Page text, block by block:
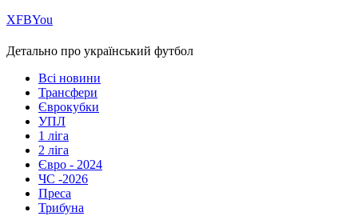
ХFBYou
Детально про український футбол
Всі новини
Трансфери
Єврокубки
УПЛ
1 ліга
2 ліга
Євро - 2024
ЧС -2026
Преса
Трибуна